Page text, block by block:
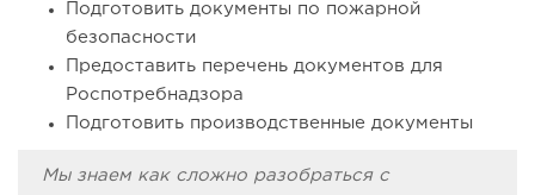
Подготовить документы по пожарной
безопасности
Предоставить перечень документов для
Роспотребнадзора
Подготовить производственные документы
Мы знаем как сложно разобраться с